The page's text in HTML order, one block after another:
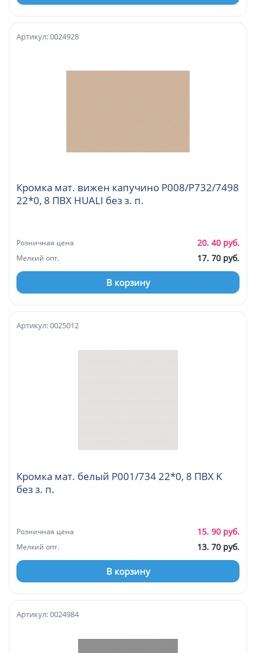
Кромка мат. вижен капучино P008/P732/7498
22*0, 8 ПВХ HUALI без з. п.
Артикул: 0024928
Розничная цена 20. 40 руб.
Мелкий опт. 17. 70 руб.
В корзину
Кромка мат. белый P001/734 22*0, 8 ПВХ K
без з. п.
Артикул: 0025012
Розничная цена 15. 90 руб.
Мелкий опт. 13. 70 руб.
В корзину
Артикул: 0024984